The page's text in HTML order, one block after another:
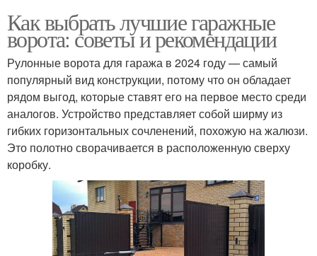
Как выбрать лучшие гаражные
ворота: советы и рекомендации
Рулонные ворота для гаража в 2024 году — самый
популярный вид конструкции, потому что он обладает
рядом выгод, которые ставят его на первое место среди
аналогов. Устройство представляет собой ширму из
гибких горизонтальных сочленений, похожую на жалюзи.
Это полотно сворачивается в расположенную сверху
коробку.